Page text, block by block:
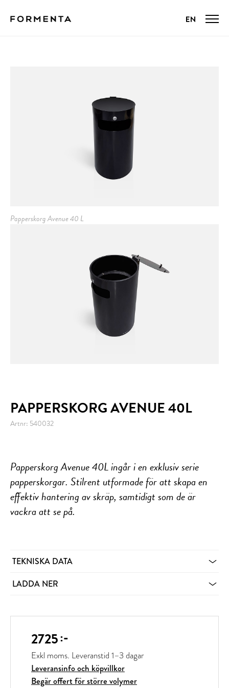
Papperskorg Avenue 40 L
PAPPERSKORG AVENUE 40L
Artnr: 540032
Papperskorg Avenue 40L ingår i en exklusiv serie
papperskorgar. Stilrent utformade för att skapa en
effektiv hantering av skräp, samtidigt som de är
vackra att se på.
TEKNISKA DATA
LADDA NER
2725:-
Exkl moms. Leveranstid 1–3 dagar
Leveransinfo och köpvillkor
Begär offert för större volymer